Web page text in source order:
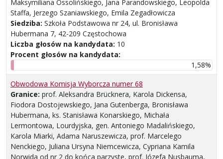
Maksymiliana Ossolińskiego, Jana Parandowskiego, Leopolda
Staffa, Jerzego Szaniawskiego, Emila Zegadłowicza
Siedziba: Szkoła Podstawowa nr 24, ul. Bronisława
Hubermana 7, 42-209 Częstochowa
Liczba głosów na kandydata: 10
Procent głosów na kandydata:
1,58%
Obwodowa Komisja Wyborcza numer 68
Granice: prof. Aleksandra Brücknera, Karola Dickensa,
Fiodora Dostojewskiego, Jana Gutenberga, Bronisława
Hubermana, ks. Stanisława Konarskiego, Michała
Lermontowa, Lourdyjska, gen. Antoniego Madalińskiego,
Karola Miarki, Adama Naruszewicza, prof. Marcelego
Nenckiego, Juliana Ursyna Niemcewicza, Cypriana Kamila
Norwida od nr 2 do końca parzyste, prof. Józefa Nusbauma,